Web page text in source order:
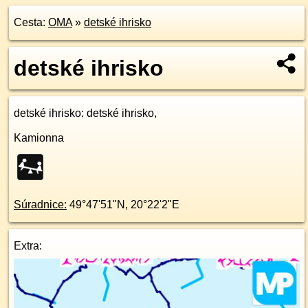
Cesta: OMA» detské ihrisko
detské ihrisko
detské ihrisko: detské ihrisko,
Kamionna
Súradnice: 49°47'51"N , 20°22'2"E
Extra: